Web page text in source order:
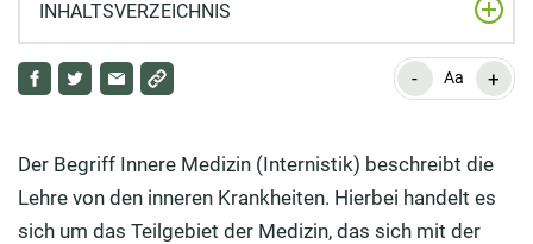
INHALTSVERZEICHNIS
Was ist ein Organ?
Welche inneren Organe gehören zum
Atmungssystem?
- Aa +
Der Begriff Innere Medizin (Internistik) beschreibt die
Lehre von den inneren Krankheiten. Hierbei handelt es
sich um das Teilgebiet der Medizin, das sich mit der